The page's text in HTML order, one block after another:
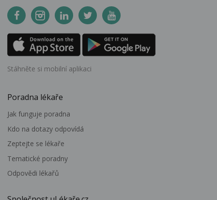
Stáhněte si mobilní aplikaci
Poradna lékaře
Jak funguje poradna
Kdo na dotazy odpovídá
Zeptejte se lékaře
Tematické poradny
Odpovědi lékařů